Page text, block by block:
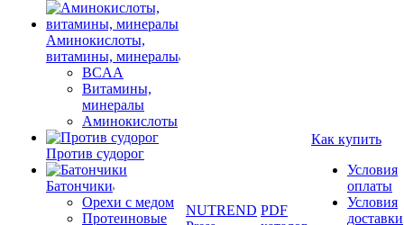
Аминокислоты,
витамины, минералы
BCAA
Витамины,
минералы
Аминокислоты
Против судорог
Батончики
Орехи с медом
Протеиновые
NUTREND PDF
Как купить
Условия
оплаты
Условия
доставки